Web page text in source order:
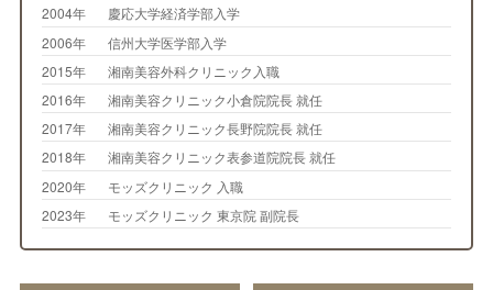
2004年
慶応大学経済学部入学
2006年
信州大学医学部入学
2015年
湘南美容外科クリニック入職
2016年
湘南美容クリニック小倉院院長 就任
2017年
湘南美容クリニック長野院院長 就任
2018年
湘南美容クリニック表参道院院長 就任
2020年
モッズクリニック 入職
2023年
モッズクリニック 東京院 副院長